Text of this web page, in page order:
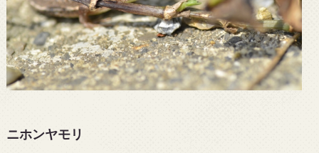
ニホンヤモリ